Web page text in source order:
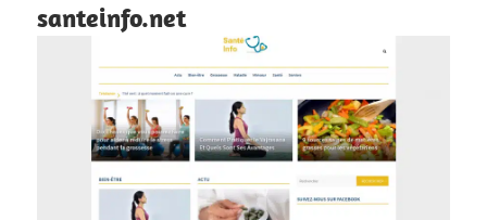
santeinfo.net